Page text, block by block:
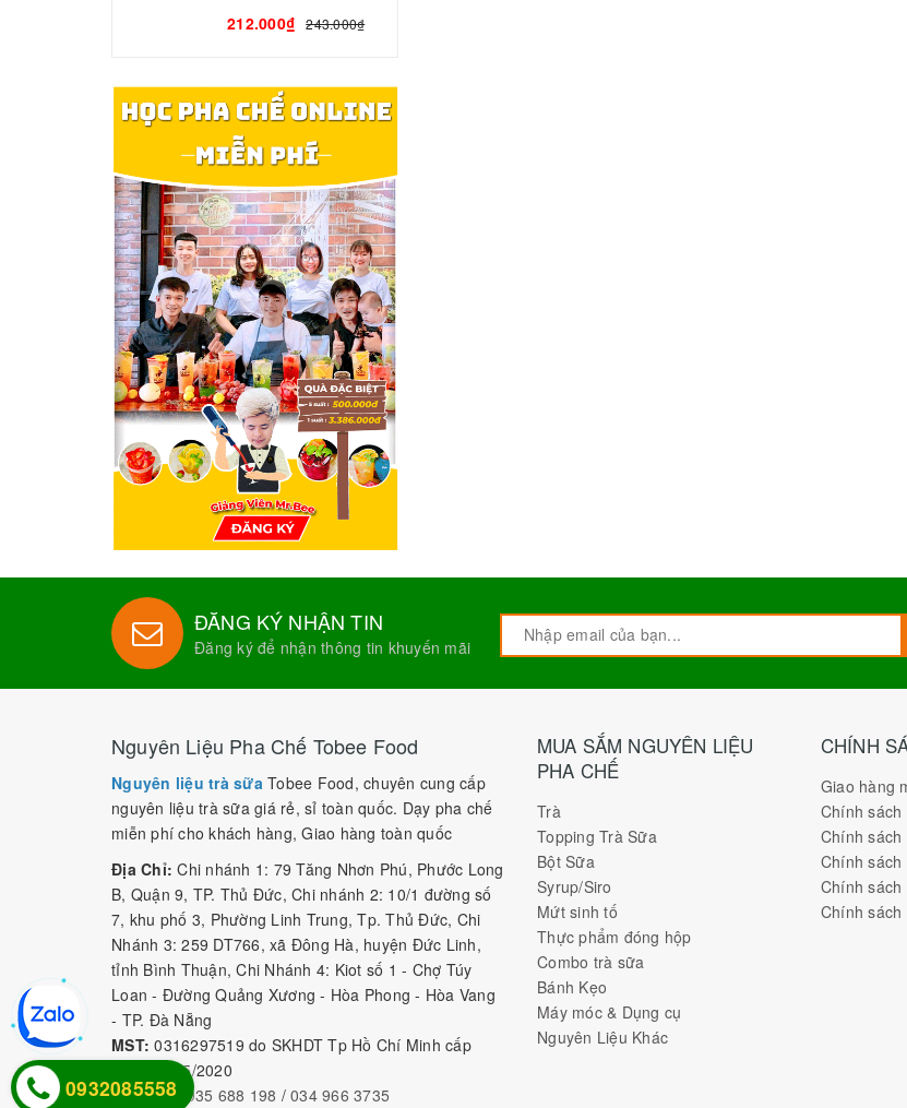
212.000₫
243.000₫
ĐĂNG KÝ NHẬN TIN
Đăng ký để nhận thông tin khuyến mãi
Nguyên Liệu Pha Chế Tobee Food
Nguyên liệu trà sữa Tobee Food, chuyên cung cấp
nguyên liệu trà sữa giá rẻ, sỉ toàn quốc. Dạy pha chế
miễn phí cho khách hàng, Giao hàng toàn quốc
Địa Chỉ: Chi nhánh 1: 79 Tăng Nhơn Phú, Phước Long
B, Quận 9, TP. Thủ Đức, Chi nhánh 2: 10/1 đường số
7, khu phố 3, Phường Linh Trung, Tp. Thủ Đức, Chi
Nhánh 3: 259 DT766, xã Đông Hà, huyện Đức Linh,
tỉnh Bình Thuận, Chi Nhánh 4: Kiot số 1 - Chợ Túy
Loan - Đường Quảng Xương - Hòa Phong - Hòa Vang
- TP. Đà Nẵng
MST: 0316297519 do SKHDT Tp Hồ Chí Minh cấp
ngày 28/05/2020
Hotline:
0935 688 198 / 034 966 3735
MUA SẮM NGUYÊN LIỆU
PHA CHẾ
Trà
Topping Trà Sữa
Bột Sữa
Syrup/Siro
Mứt sinh tố
Thực phẩm đóng hộp
Combo trà sữa
Bánh Kẹo
Máy móc & Dụng cụ
Nguyên Liệu Khác
CHÍNH
Giao hàng
Chính sách
Chính sách
Chính sách
Chính sách
Chính sách
0932085558